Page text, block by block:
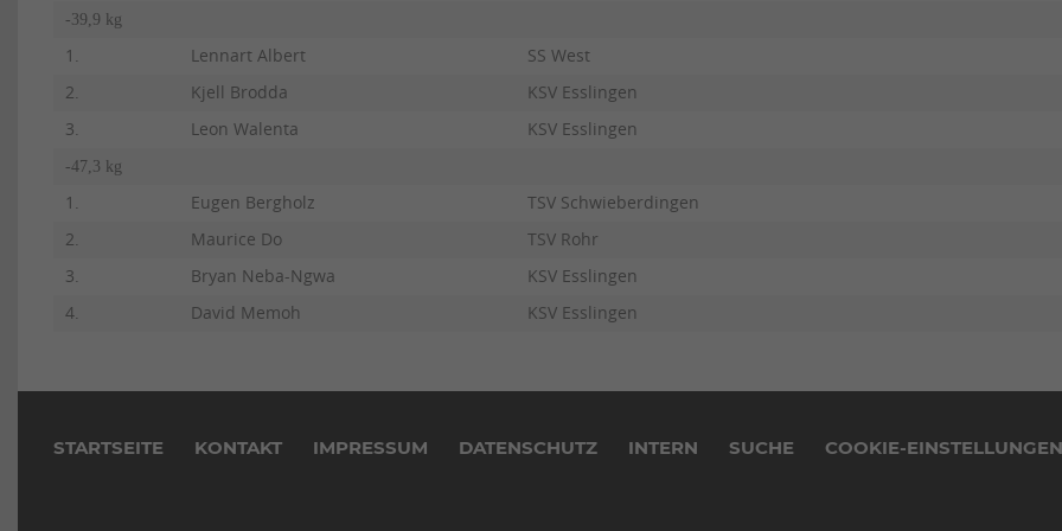
-39,9 kg
1. Lennart Albert
SS West
2.
Kjell Brodda
KSV Esslingen
3.
Leon Walenta KSV Esslingen
-47,3 kg
1. Eugen Bergholz
TSV Schwieberdingen
2.
Maurice Do
TSV Rohr
3.
Bryan Neba-Ngwa
KSV Esslingen
4.
David Memoh KSV Esslingen
STARTSEITE KONTAKT IMPRESSUM DATENSCHUTZ INTERN SUCHE COOKIE-EINSTELLUNGEN